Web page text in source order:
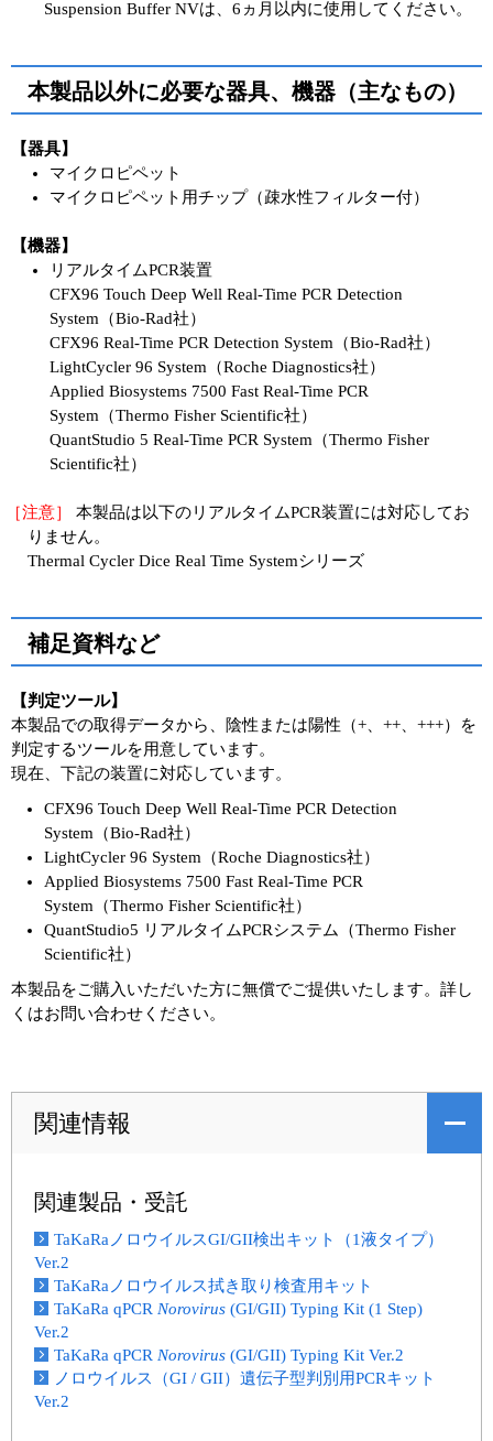
Suspension Buffer NVは、6ヵ月以内に使用してください。
本製品以外に必要な器具、機器（主なもの）
【器具】
マイクロピペット
マイクロピペット用チップ（疎水性フィルター付）
【機器】
リアルタイムPCR装置
CFX96 Touch Deep Well Real-Time PCR Detection
System（Bio-Rad社）
CFX96 Real-Time PCR Detection System（Bio-Rad社）
LightCycler 96 System（Roche Diagnostics社）
Applied Biosystems 7500 Fast Real-Time PCR
System（Thermo Fisher Scientific社）
QuantStudio 5 Real-Time PCR System（Thermo Fisher
Scientific社）
［注意］
本製品は以下のリアルタイムPCR装置には対応してお
りません。
Thermal Cycler Dice Real Time Systemシリーズ
補足資料など
【判定ツール】
本製品での取得データから、陰性または陽性（+、++、+++）を
判定するツールを用意しています。
現在、下記の装置に対応しています。
CFX96 Touch Deep Well Real-Time PCR Detection
System（Bio-Rad社）
LightCycler 96 System（Roche Diagnostics社）
Applied Biosystems 7500 Fast Real-Time PCR
System（Thermo Fisher Scientific社）
QuantStudio5 リアルタイムPCRシステム（Thermo Fisher
Scientific社）
本製品をご購入いただいた方に無償でご提供いたします。詳し
くはお問い合わせください。
関連情報
関連製品・受託
TaKaRaノロウイルスGI/GII検出キット（1液タイプ）
Ver.2
TaKaRaノロウイルス拭き取り検査用キット
TaKaRa qPCR Norovirus (GI/GII) Typing Kit (1 Step)
Ver.2
TaKaRa qPCR Norovirus (GI/GII) Typing Kit Ver.2
ノロウイルス（GI / GII）遺伝子型判別用PCRキット
Ver.2